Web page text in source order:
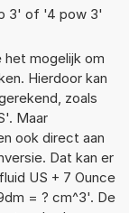
3' of '4 pow 3'
het mogelijk om
Hierdoor kan
zoals
Maar
ook direct aan
Dat kan er
US + 7 Ounce
= ? cm^3'. De